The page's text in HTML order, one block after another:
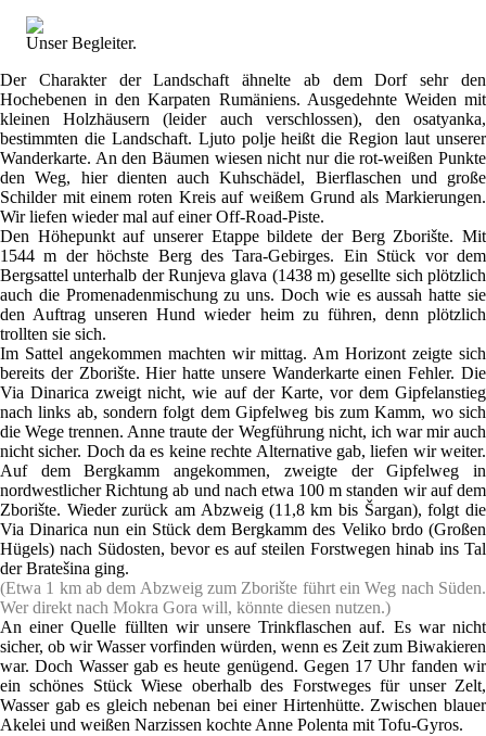
Unser Begleiter.
Der Charakter der Landschaft ähnelte ab dem Dorf sehr den
Hochebenen in den Karpaten Rumäniens. Ausgedehnte Weiden mit
kleinen Holzhäusern (leider auch verschlossen), den osatyanka,
bestimmten die Landschaft. Ljuto polje heißt die Region laut unserer
Wanderkarte. An den Bäumen wiesen nicht nur die rot-weißen Punkte
den Weg, hier dienten auch Kuhschädel, Bierflaschen und große
Schilder mit einem roten Kreis auf weißem Grund als Markierungen.
Wir liefen wieder mal auf einer Off-Road-Piste.
Den Höhepunkt auf unserer Etappe bildete der Berg Zborište. Mit
1544 m der höchste Berg des Tara-Gebirges. Ein Stück vor dem
Bergsattel unterhalb der Runjeva glava (1438 m) gesellte sich plötzlich
auch die Promenadenmischung zu uns. Doch wie es aussah hatte sie
den Auftrag unseren Hund wieder heim zu führen, denn plötzlich
trollten sie sich.
Im Sattel angekommen machten wir mittag. Am Horizont zeigte sich
bereits der Zborište. Hier hatte unsere Wanderkarte einen Fehler. Die
Via Dinarica zweigt nicht, wie auf der Karte, vor dem Gipfelanstieg
nach links ab, sondern folgt dem Gipfelweg bis zum Kamm, wo sich
die Wege trennen. Anne traute der Wegführung nicht, ich war mir auch
nicht sicher. Doch da es keine rechte Alternative gab, liefen wir weiter.
Auf dem Bergkamm angekommen, zweigte der Gipfelweg in
nordwestlicher Richtung ab und nach etwa 100 m standen wir auf dem
Zborište. Wieder zurück am Abzweig (11,8 km bis Šargan), folgt die
Via Dinarica nun ein Stück dem Bergkamm des Veliko brdo (Großen
Hügels) nach Südosten, bevor es auf steilen Forstwegen hinab ins Tal
der Bratešina ging.
(Etwa 1 km ab dem Abzweig zum Zborište führt ein Weg nach Süden.
Wer direkt nach Mokra Gora will, könnte diesen nutzen.)
An einer Quelle füllten wir unsere Trinkflaschen auf. Es war nicht
sicher, ob wir Wasser vorfinden würden, wenn es Zeit zum Biwakieren
war. Doch Wasser gab es heute genügend. Gegen 17 Uhr fanden wir
ein schönes Stück Wiese oberhalb des Forstweges für unser Zelt,
Wasser gab es gleich nebenan bei einer Hirtenhütte. Zwischen blauer
Akelei und weißen Narzissen kochte Anne Polenta mit Tofu-Gyros.